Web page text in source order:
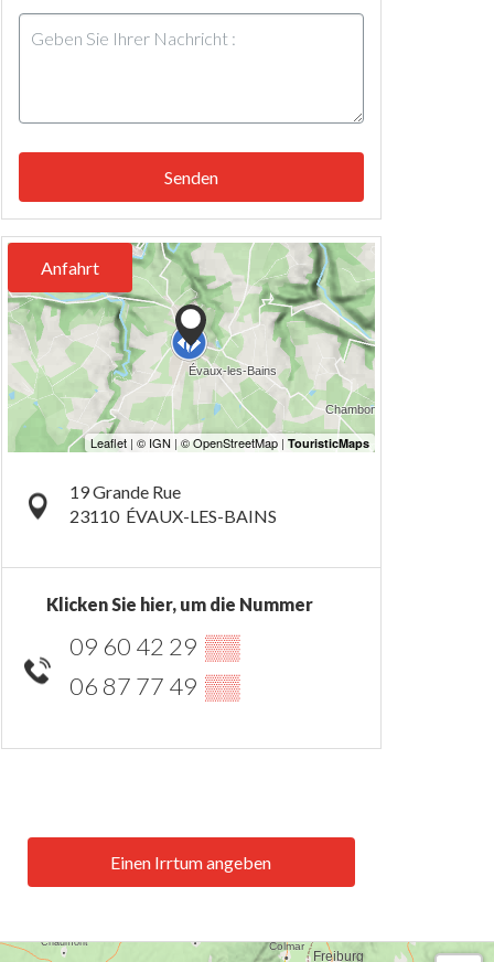
Senden
Anfahrt
19 Grande Rue
23110 ÉVAUX-LES-BAINS
Klicken Sie hier, um die Nummer
09 60 42 29 ▒▒
06 87 77 49 ▒▒
Einen Irrtum angeben